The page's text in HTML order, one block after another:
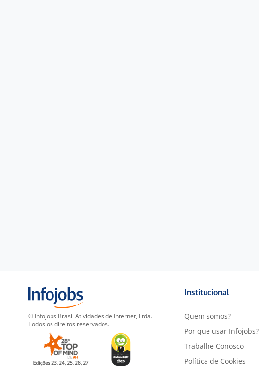
© Infojobs Brasil Atividades de Internet, Ltda.
Todos os direitos reservados.
Institucional
Quem somos?
Por que usar Infojobs?
Trabalhe Conosco
Política de Cookies